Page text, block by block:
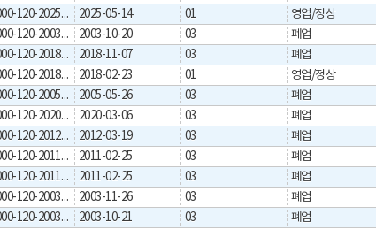
3070000-120-2025-00005 2025-05-14 01 영업/정상
3070000-120-2003-00030 2003-10-20 03 폐업
3070000-120-2018-00015 2018-11-07 03 폐업
3070000-120-2018-00001 2018-02-23 01 영업/정상
3070000-120-2005-00002 2005-05-26 03 폐업
3070000-120-2020-00001 2020-03-06 03 폐업
3070000-120-2012-00002 2012-03-19 03 폐업
3070000-120-2011-00004 2011-02-25 03 폐업
3070000-120-2011-00003 2011-02-25 03 폐업
3070000-120-2003-00055 2003-11-26 03 폐업
3070000-120-2003-00042 2003-10-21 03 폐업